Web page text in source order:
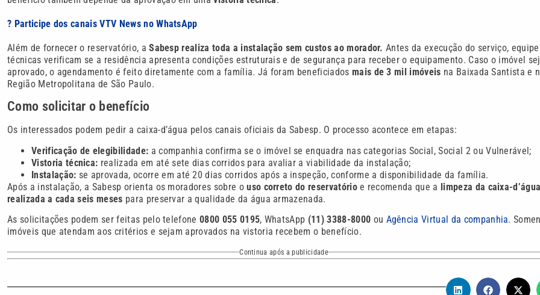
? Participe dos canais VTV News no WhatsApp
Além de fornecer o reservatório, aSabesp realiza toda a instalação sem custos ao morador.Antes da execução do serviço,
técnicas verificam se a residência apresenta condições estruturais e de segurança para receber o equipamento. Caso o imóvel
aprovado, o agendamento é feito diretamente com a família. Já foram beneficiados mais de 3 mil imóveis na Baixada Santista e
Região Metropolitana de São Paulo.
Como solicitar o benefício
Os interessados podem pedir a caixa-d’água pelos canais oficiais da Sabesp. O processo acontece em etapas:
Verificação de elegibilidade: a companhia confirma se o imóvel se enquadra nas categorias Social, Social 2 ou Vulnerável;
Vistoria técnica: realizada em até sete dias corridos para avaliar a viabilidade da instalação;
Instalação: se aprovada, ocorre em até 20 dias corridos após a inspeção, conforme a disponibilidade da família.
Após a instalação, a Sabesp orienta os moradores sobre ouso correto do reservatórioe recomenda que a limpeza da caixa-
realizada a cada seis meses para preservar a qualidade da água armazenada.
As solicitações podem ser feitas pelo telefone0800 055 0195, WhatsApp (11) 3388-8000 ou Agência Virtual da companhia.
imóveis que atendam aos critérios e sejam aprovados na vistoria recebem o benefício.
Continua após a publicidade